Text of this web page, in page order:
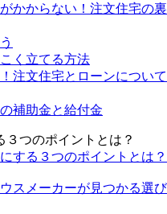
かからない！注文住宅の裏
く立てる方法
注文住宅とローンについて
補助金と給付金
つのポイントとは？
する３つのポイントとは？
スメーカーが見つかる選び